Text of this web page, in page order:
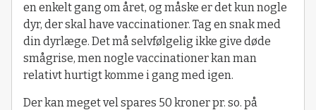
en enkelt gang om året, og måske er det kun nogle
dyr, der skal have vaccinationer. Tag en snak med
din dyrlæge. Det må selvfølgelig ikke give døde
smågrise, men nogle vaccinationer kan man
relativt hurtigt komme i gang med igen.
Der kan meget vel spares 50 kroner pr. so. på